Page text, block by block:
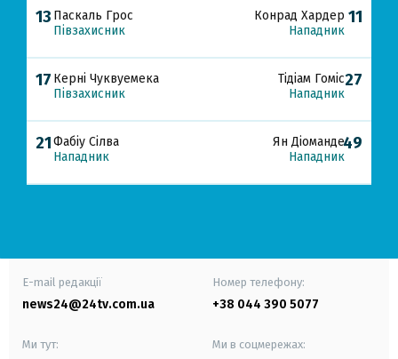
13 Паскаль Грос
Півзахисник
17 Керні Чуквуемека
Півзахисник
21Фабіу Сілва
Нападник
11
Конрад Хардер
Нападник
27
Тідіам Гоміс
Нападник
49
Ян Діоманде
Нападник
E-mail редакції
news24@24tv.com.ua
Номер телефону:
+38 044 390 5077
Ми тут: Ми в соцмережах: